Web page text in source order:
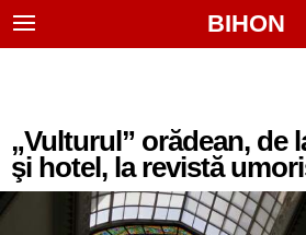
BIHON
„Vulturul” orădean, de
şi hotel, la revistă